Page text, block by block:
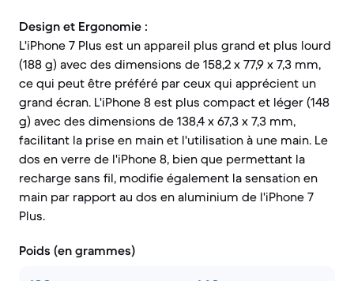
Design et Ergonomie :
L'iPhone 7 Plus est un appareil plus grand et plus lourd
(188 g) avec des dimensions de 158,2 x 77,9 x 7,3 mm,
ce qui peut être préféré par ceux qui apprécient un
grand écran. L'iPhone 8 est plus compact et léger (148
g) avec des dimensions de 138,4 x 67,3 x 7,3 mm,
facilitant la prise en main et l'utilisation à une main. Le
dos en verre de l'iPhone 8, bien que permettant la
recharge sans fil, modifie également la sensation en
main par rapport au dos en aluminium de l'iPhone 7
Plus.
Poids (en grammes)